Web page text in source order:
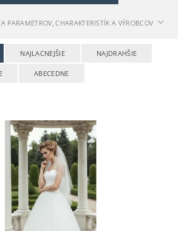
PARAMETROV, CHARAKTERISTÍK A VÝROBCOV
NAJLACNEJŠIE NAJDRAHŠIE
ABECEDNE